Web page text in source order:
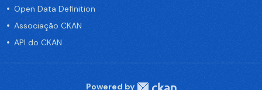
Open Data Definition
Associação CKAN
API do CKAN
Powered by